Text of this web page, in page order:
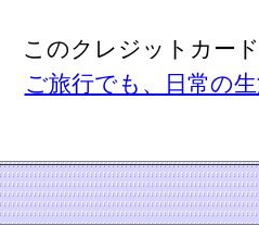
このクレジットカー
ご旅行でも、日常の